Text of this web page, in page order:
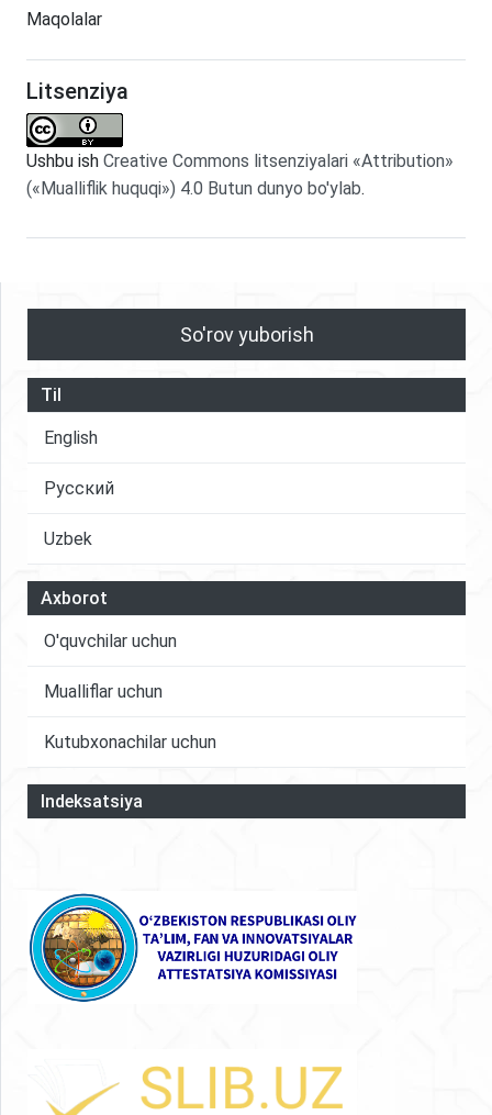
Maqolalar
Litsenziya
Ushbu ish Creative Commons litsenziyalari «Attribution»
(«Mualliflik huquqi») 4.0 Butun dunyo bo'ylab.
So'rov yuborish
Til
English
Русский
Uzbek
Axborot
O'quvchilar uchun
Mualliflar uchun
Kutubxonachilar uchun
Indeksatsiya